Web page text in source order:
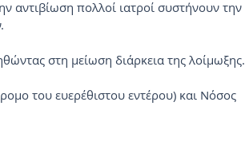
αντιβίωση πολλοί ιατροί συστήνουν την
στη μείωση διάρκεια της λοίμωξης.
του ευερέθιστου εντέρου) και Νόσος